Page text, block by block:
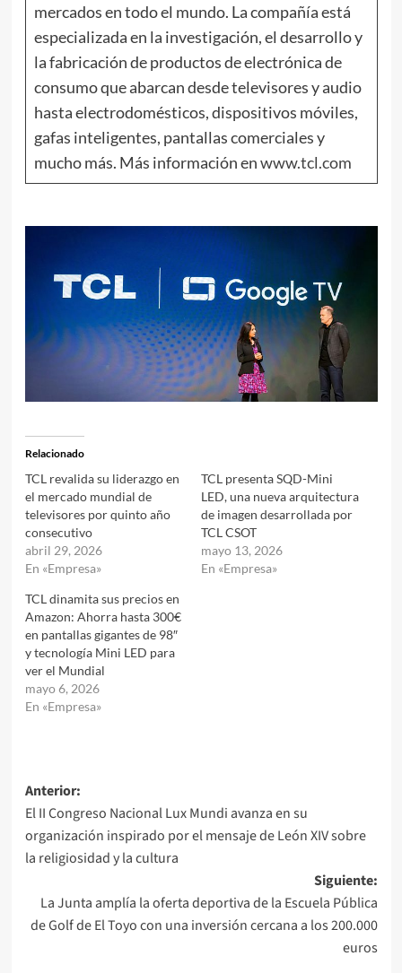
mercados en todo el mundo. La compañía está
especializada en la investigación, el desarrollo y
la fabricación de productos de electrónica de
consumo que abarcan desde televisores y audio
hasta electrodomésticos, dispositivos móviles,
gafas inteligentes, pantallas comerciales y
mucho más. Más información enwww.tcl.com
Relacionado
TCL revalida su liderazgo en
el mercado mundial de
televisores por quinto año
consecutivo
abril 29, 2026
En «Empresa»
TCL presenta SQD-Mini
LED, una nueva arquitectura
de imagen desarrollada por
TCL CSOT
mayo 13, 2026
En «Empresa»
TCL dinamita sus precios en
Amazon: Ahorra hasta 300€
en pantallas gigantes de 98″
y tecnología Mini LED para
ver el Mundial
mayo 6, 2026
En «Empresa»
Navegación
de
entradas
Anterior:
El II Congreso Nacional Lux Mundi avanza en su
organización inspirado por el mensaje de León XIV sobre
la religiosidad y la cultura
Siguiente:
La Junta amplía la oferta deportiva de la Escuela Pública
de Golf de El Toyo con una inversión cercana a los 200.000
euros